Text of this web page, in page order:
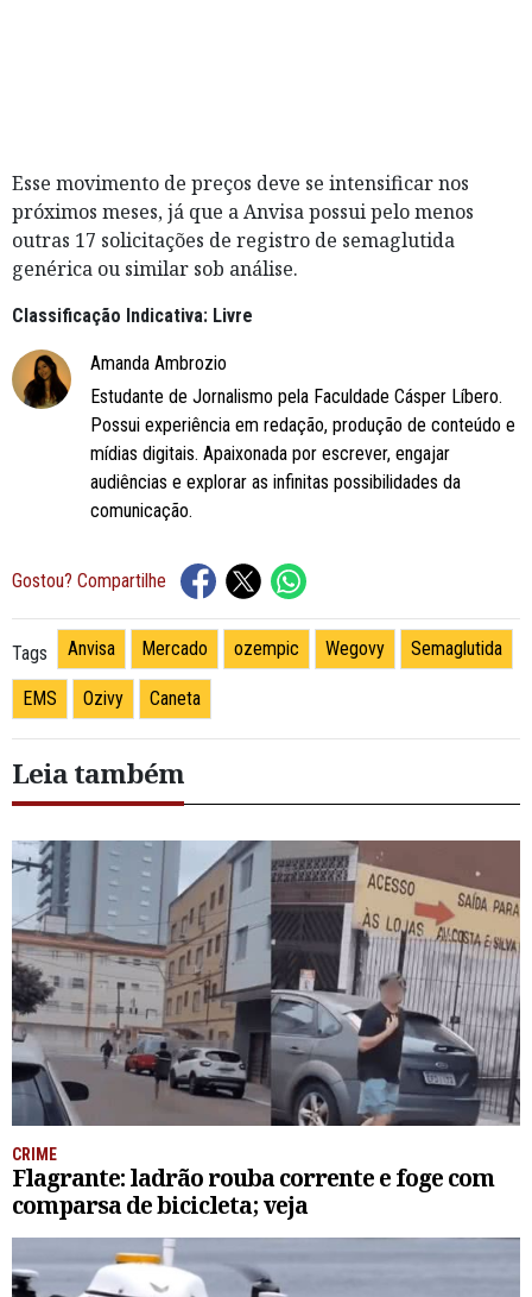
Esse movimento de preços deve se intensificar nos
próximos meses, já que a Anvisa possui pelo menos
outras 17 solicitações de registro de semaglutida
genérica ou similar sob análise.
Classificação Indicativa: Livre
Amanda Ambrozio
Estudante de Jornalismo pela Faculdade Cásper Líbero.
Possui experiência em redação, produção de conteúdo e
mídias digitais. Apaixonada por escrever, engajar
audiências e explorar as infinitas possibilidades da
comunicação.
Gostou? Compartilhe
Tags Anvisa Mercado ozempic Wegovy Semaglutida
EMS Ozivy Caneta
Leia também
CRIME
Flagrante: ladrão rouba corrente e foge com
comparsa de bicicleta; veja